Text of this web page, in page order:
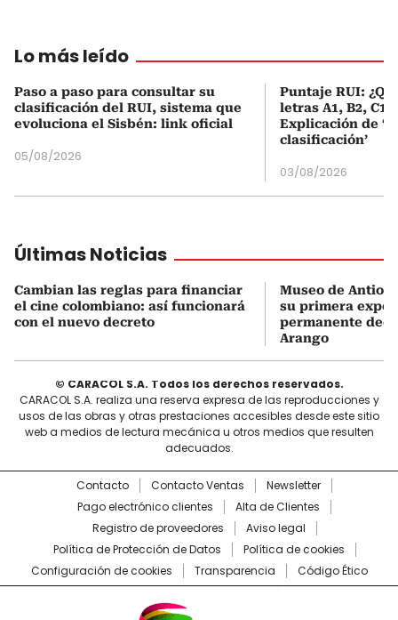
Lo más leído
Paso a paso para consultar su
clasificación del RUI, sistema que
evoluciona el Sisbén: link oficial
05/08/2026
Puntaje RUI:
letras A1, B2, C1
Explicación de
clasificación’
03/08/2026
Últimas Noticias
Cambian las reglas para financiar
el cine colombiano: así funcionará
con el nuevo decreto
Museo de
su primera
permanente
Arango
© CARACOL S.A. Todos los derechos reservados.
CARACOL S.A. realiza una reserva expresa de las reproducciones y
usos de las obras y otras prestaciones accesibles desde este sitio
web a medios de lectura mecánica u otros medios que resulten
adecuados.
Contacto Contacto Ventas
Newsletter
Pago electrónico clientes
Alta de Clientes
Registro de proveedores
Aviso legal
Política de Protección de Datos
Política de cookies
Configuración de cookies
Transparencia Código Ético